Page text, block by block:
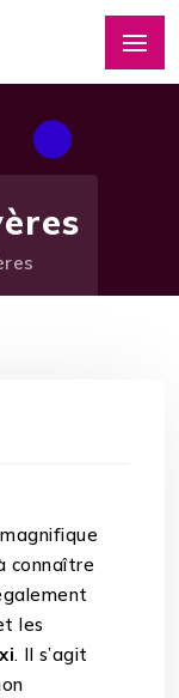
connaître
les
. Il s’agit